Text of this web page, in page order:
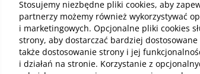
Stosujemy niezbędne pliki cookies, aby
partnerzy możemy również wykorzystywać
i marketingowych. Opcjonalne pliki cookies
strony, aby dostarczać bardziej
także dostosowanie strony i jej
i działań na stronie. Korzystanie z